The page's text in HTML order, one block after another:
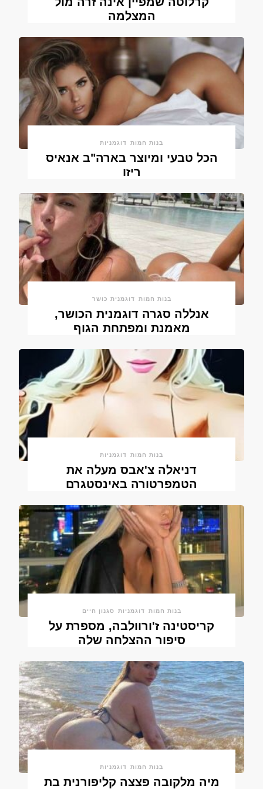
המצלמה
בנות חמות דוגמניות
הכל טבעי ומיוצר בארה"ב אנאיס
ריזו
בנות חמות דוגמנית כושר
אנללה סגרה דוגמנית הכושר,
מאמנת ומפתחת הגוף
בנות חמות דוגמניות
דניאלה צ'אבס מעלה את
הטמפרטורה באינסטגרם
בנות חמות דוגמניות סגנון חיים
קריסטינה ז'ורוולבה, מספרת על
סיפור ההצלחה שלה
בנות חמות דוגמניות
מיה מלקובה פצצה קליפורנית בת